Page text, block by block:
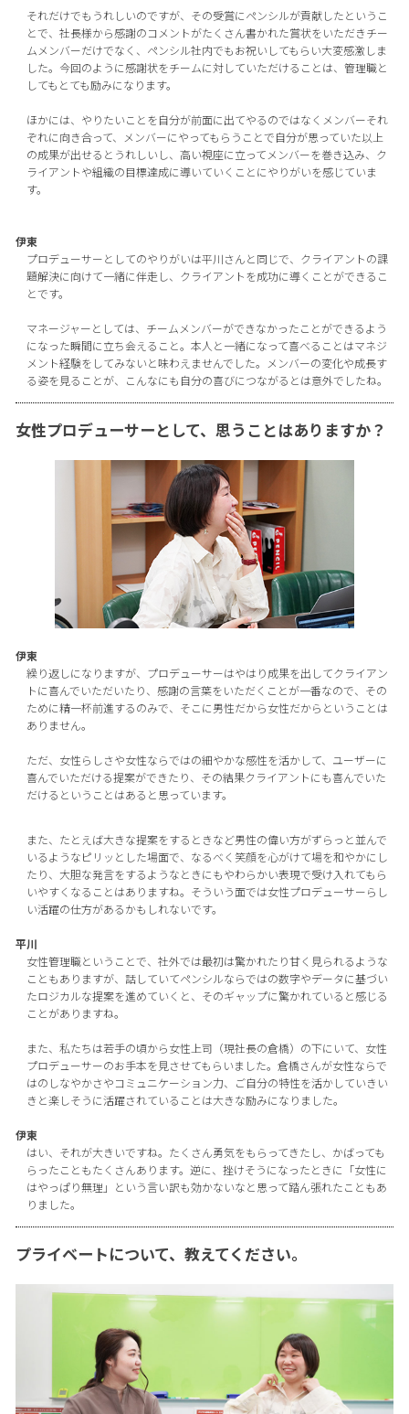
それだけでもうれしいのですが、その受賞にペンシルが貢献したというこ
とで、社長様から感謝のコメントがたくさん書かれた賞状をいただきチー
ムメンバーだけでなく、ペンシル社内でもお祝いしてもらい大変感激しま
した。今回のように感謝状をチームに対していただけることは、管理職と
してもとても励みになります。
ほかには、やりたいことを自分が前面に出てやるのではなくメンバーそれ
ぞれに向き合って、メンバーにやってもらうことで自分が思っていた以上
の成果が出せるとうれしいし、高い視座に立ってメンバーを巻き込み、ク
ライアントや組織の目標達成に導いていくことにやりがいを感じていま
す。
伊東
プロデューサーとしてのやりがいは平川さんと同じで、クライアントの課
題解決に向けて一緒に伴走し、クライアントを成功に導くことができるこ
とです。
マネージャーとしては、チームメンバーができなかったことができるよう
になった瞬間に立ち会えること。本人と一緒になって喜べることはマネジ
メント経験をしてみないと味わえませんでした。メンバーの変化や成長す
る姿を見ることが、こんなにも自分の喜びにつながるとは意外でしたね。
女性プロデューサーとして、思うことはありますか？
伊東
繰り返しになりますが、プロデューサーはやはり成果を出してクライアン
トに喜んでいただいたり、感謝の言葉をいただくことが一番なので、その
ために精一杯前進するのみで、そこに男性だから女性だからということは
ありません。
ただ、女性らしさや女性ならではの細やかな感性を活かして、ユーザーに
喜んでいただける提案ができたり、その結果クライアントにも喜んでいた
だけるということはあると思っています。
また、たとえば大きな提案をするときなど男性の偉い方がずらっと並んで
いるようなピリッとした場面で、なるべく笑顔を心がけて場を和やかにし
たり、大胆な発言をするようなときにもやわらかい表現で受け入れてもら
いやすくなることはありますね。そういう面では女性プロデューサーらし
い活躍の仕方があるかもしれないです。
平川
女性管理職ということで、社外では最初は驚かれたり甘く見られるような
こともありますが、話していてペンシルならではの数字やデータに基づい
たロジカルな提案を進めていくと、そのギャップに驚かれていると感じる
ことがありますね。
また、私たちは若手の頃から女性上司（現社長の倉橋）の下にいて、女性
プロデューサーのお手本を見させてもらいました。倉橋さんが女性ならで
はのしなやかさやコミュニケーション力、ご自分の特性を活かしていきい
きと楽しそうに活躍されていることは大きな励みになりました。
伊東
はい、それが大きいですね。たくさん勇気をもらってきたし、かばっても
らったこともたくさんあります。逆に、挫けそうになったときに「女性に
はやっぱり無理」という言い訳も効かないなと思って踏ん張れたこともあ
りました。
プライベートについて、教えてください。